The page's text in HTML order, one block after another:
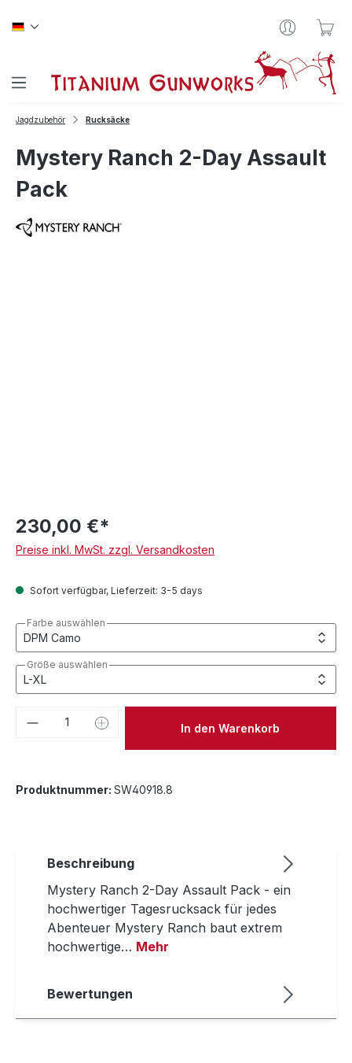
Jagdzubehör Rucksäcke
Mystery Ranch 2-Day Assault
Pack
230,00 €*
Preise inkl. MwSt. zzgl. Versandkosten
Sofort verfügbar, Lieferzeit: 3-5 days
Farbe auswählen
Größe auswählen
Produkt Anzahl: Gib denIn den Warenkorb
Produktnummer: SW40918.8
Beschreibung
Mystery Ranch 2-Day Assault Pack - ein
hochwertiger Tagesrucksack für jedes
Abenteuer Mystery Ranch baut extrem
hochwertige… Mehr
Bewertungen